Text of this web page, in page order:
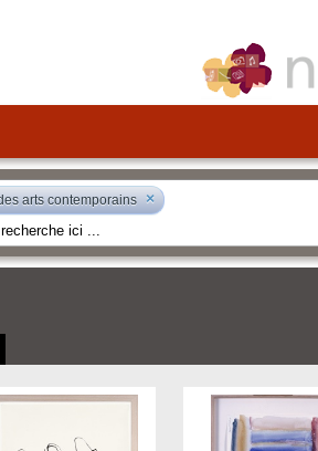
arts contemporains ×